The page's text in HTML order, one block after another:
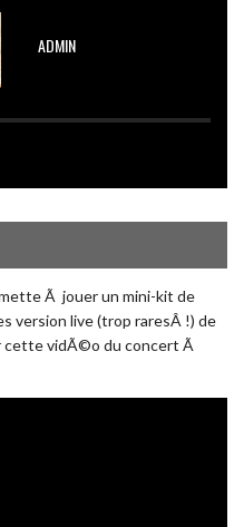
ADMIN
Ã jouer un mini-kit de
version live (trop raresÂ !) de
cette vidÃ©o du concert Ã